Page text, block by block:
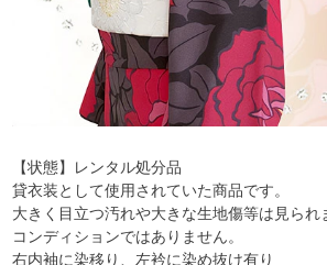
【状態】レンタル処分品
貸衣装として使用されていた商品です。
大きく目立つ汚れや大きな生地傷等は見ら
コンディションではありません。
右内袖に染移り、左衿に染め抜け有り